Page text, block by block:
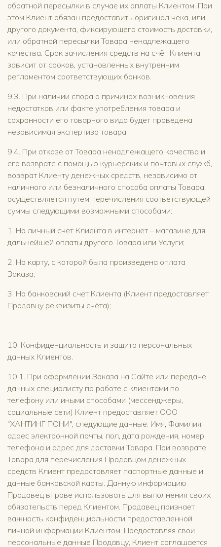
обратной пересылки в случае их оплаты Клиентом. При
этом Клиент обязан предоставить оригинал чека, или
другого документа, фиксирующего стоимость доставки,
или обратной пересылки Товара ненадлежащего
качества. Срок зачисления средств на счёт Клиента
зависит от сроков, установленных внутренним
регламентом соответствующих банков.
9.3. При наличии спора о причинах возникновения
недостатков или факте употребления товара и
сохранности его товарного вида будет проведена
независимая экспертиза товара.
9.4. При отказе от Товара ненадлежащего качества и
его возврате с помощью курьерских и почтовых служб,
возврат Клиенту денежных средств, независимо от
наличного или безналичного способа оплаты Товара,
осуществляется путем перечисления соответствующей
суммы следующими возможными способами:
1. На личный счет Клиента в интернет – магазине для
дальнейшей оплаты другого Товара или Услуги;
2. На карту, с которой была произведена оплата
Заказа;
3. На банковский счет Клиента (Клиент предоставляет
Продавцу реквизиты счёта);
10. Конфиденциальность и защита персональных
данных Клиентов.
10.1. При оформлении Заказа на Сайте или передаче
данных специалисту по работе с клиентами по
телефону или иными способами (мессенджеры,
социальные сети) Клиент предоставляет ООО
"ХАНТИНГ ПОНИ", следующие данные: Имя, Фамилия,
адрес электронной почты, пол, дата рождения, номер
телефона и адрес для доставки Товара. При возврате
Товара для перечисления Продавцом денежных
средств Клиент предоставляет паспортные данные и
данные банковской карты. Данную информацию
Продавец вправе использовать для выполнения своих
обязательств перед Клиентом. Продавец признает
важность конфиденциальности предоставленной
личной информации Клиентом. Предоставляя свои
персональные данные Продавцу, Клиент соглашается